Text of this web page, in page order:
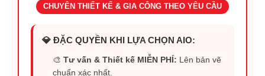
CHUYÊN THIẾT KẾ & GIA CÔNG THEO YÊU CẦU
💎 ĐẶC QUYỀN KHI LỰA CHỌN AIO:
🎨Tư vấn & Thiết kế MIỄN PHÍ: Lên bản vẽ
chuẩn xác nhất.